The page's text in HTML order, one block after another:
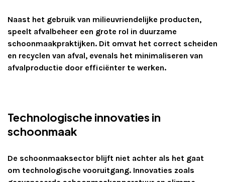
Naast het gebruik van milieuvriendelijke producten,
speelt afvalbeheer een grote rol in duurzame
schoonmaakpraktijken. Dit omvat het correct scheiden
en recyclen van afval, evenals het minimaliseren van
afvalproductie door efficiënter te werken.
Technologische innovaties in
schoonmaak
De schoonmaaksector blijft niet achter als het gaat
om technologische vooruitgang. Innovaties zoals